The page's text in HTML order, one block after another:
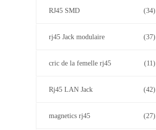
RJ45 SMD (34)
rj45 Jack modulaire (37)
cric de la femelle rj45 (11)
Rj45 LAN Jack (42)
magnetics rj45 (27)